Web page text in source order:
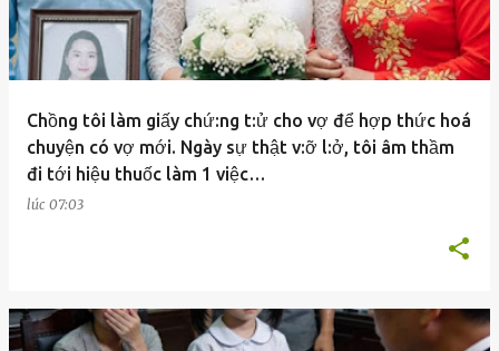
Chồng tôi làm giấy chứ:ng t:ử cho vợ để hợp thức hoá
chuyện có vợ mới. Ngày sự thật v:ỡ l:ở, tôi âm thầm
đi tới hiệu thuốc làm 1 việc…
lúc 07:03